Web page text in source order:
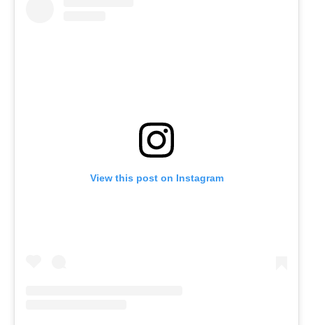
View this post on Instagram